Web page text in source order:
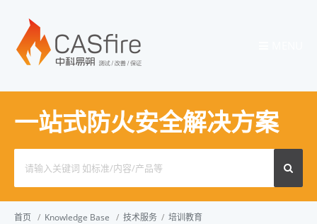
一站式防火安全解决方案
for:
首页 / Knowledge Base / 技术服务 / 培训教育